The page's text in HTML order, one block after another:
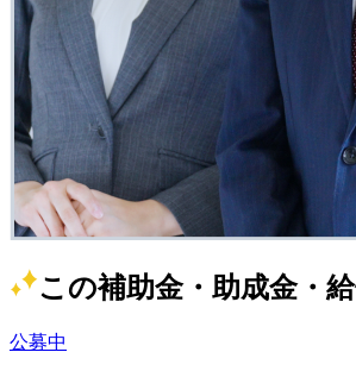
この補助金・助成金・
公募中